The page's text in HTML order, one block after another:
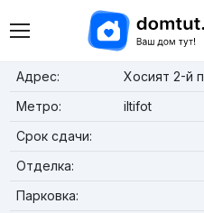
Адрес:
Хосият 2-й
Метро:
iltifot
Срок сдачи:
Отделка:
Парковка: